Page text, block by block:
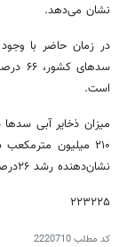
نشان می‌دهد.
است.
۲۱۰ میلیون
نشان‌دهنده رشد ۲۶درصدی ذخایر سدها در مقایسه با روز مشابه سال قبل است.
۲۲۳۲۲۵
کد مطلب2220710